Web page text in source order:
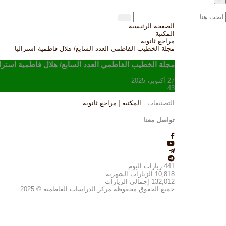
الصفحة الرئيسية
المكتبة
مراجع ثانوية
مجلة الخطيب الفاطمي العدد السابع/ هلال فاطمية استراليا
مجلة الخطيب الفاطمي العدد السابع/ هلال فاطمية
27 أكتوبر، 2025
43
التصنيفات : المكتبة مراجع ثانوية
تواصل معنا
441 زيارات اليوم
10,818
الزيارات الشهرية
132,012
إجمالي الزيارات
جميع الحقوق محفوظة مركز الدراسات الفاطمية © 2025